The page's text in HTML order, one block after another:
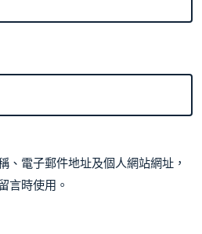
、電子郵件地址及個人網站網址，
言時使用。